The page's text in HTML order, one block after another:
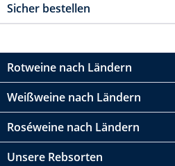
Sicher bestellen
Rotweine nach Ländern
Weißweine nach Ländern
Roséweine nach Ländern
Unsere Rebsorten